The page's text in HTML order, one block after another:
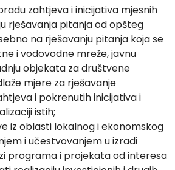
zahtjeva i inicijativa mjesnih
rješavanja pitanja od opšteg
na rješavanju pitanja koja se
i vodovodne mreže, javnu
objekata za društvene
mjere za rješavanje
i pokrenutih inicijativa i
istih;
iz oblasti lokalnog i ekonomskog
i učestvovanjem u izradi
programa i projekata od interesa